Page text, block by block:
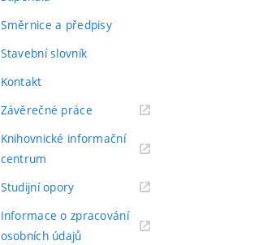
Směrnice a předpisy
Stavební slovník
Kontakt
Závěrečné práce(externí
Knihovnické informační
centrum
Studijní opory(externí
Informace o zpracování
osobních údajů(externí